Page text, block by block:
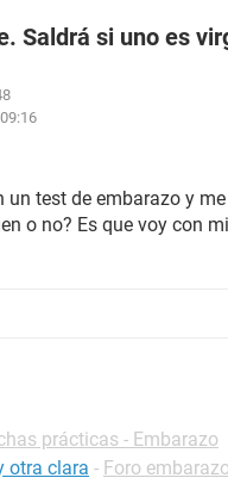
Saldrá si uno es
test de embarazo y
o no? Es que voy con
prácticas - Embarazo
otra clara - Foro embarazo